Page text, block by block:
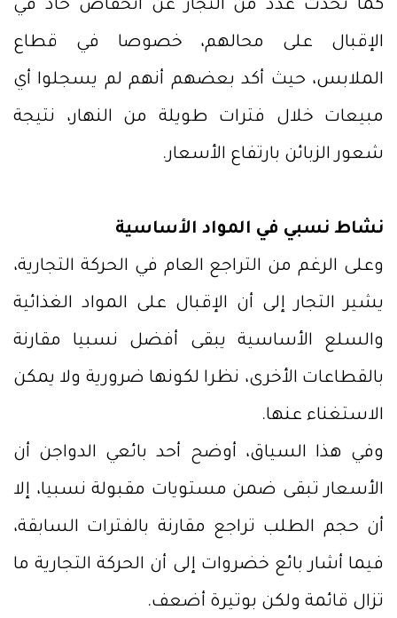
كما تحدث عدد من التجار عن انخفاض حاد في
الإقبال على محالهم، خصوصا في قطاع
الملابس، حيث أكد بعضهم أنهم لم يسجلوا أي
مبيعات خلال فترات طويلة من النهار، نتيجة
شعور الزبائن بارتفاع الأسعار.
نشاط نسبي في المواد الأساسية
وعلى الرغم من التراجع العام في الحركة التجارية،
يشير التجار إلى أن الإقبال على المواد الغذائية
والسلع الأساسية يبقى أفضل نسبيا مقارنة
بالقطاعات الأخرى، نظرا لكونها ضرورية ولا يمكن
الاستغناء عنها.
وفي هذا السياق، أوضح أحد بائعي الدواجن أن
الأسعار تبقى ضمن مستويات مقبولة نسبيا، إلا
أن حجم الطلب تراجع مقارنة بالفترات السابقة،
فيما أشار بائع خضروات إلى أن الحركة التجارية ما
تزال قائمة ولكن بوتيرة أضعف.